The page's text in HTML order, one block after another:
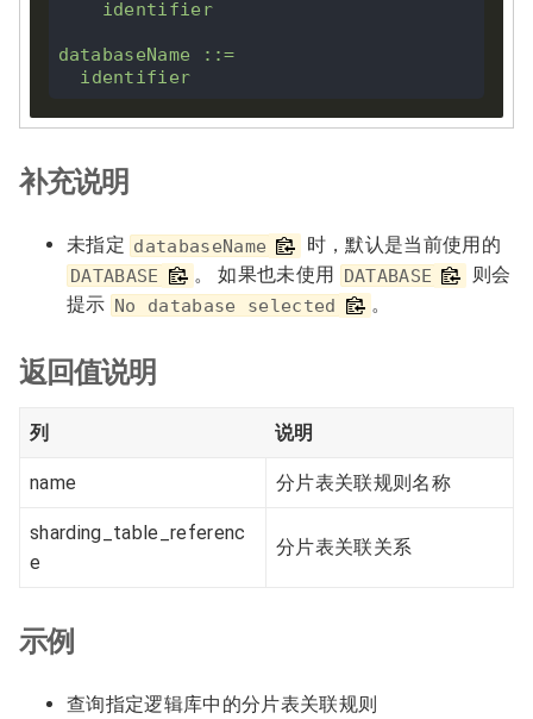
databaseName ::=
补充说明
未指定 databaseName 时，默认是当前使用的
DATABASE 。 如果也未使用 DATABASE
则会
提示 No database selected 。
返回值说明
列 说明
name 分片表关联规则名称
sharding_table_referenc
e
分片表关联关系
示例
查询指定逻辑库中的分片表关联规则